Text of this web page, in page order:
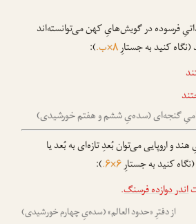
فرسوده در گویش‌هایِ کهن می‌توانسته‌اند
کنید به جستارِ۸×ب.
):
گنجه‌ای (سده‌یِ ششم و هفتم خورشیدی)
و اروپایی می‌توان بُعدِ تازه‌ای به بُعد یا
کنید به جستارِ۶×۶.
):
اندر دوازده فرسنگ.
از دفترِ «حدود العالم» (سده‌یِ چهارم خورشیدی)